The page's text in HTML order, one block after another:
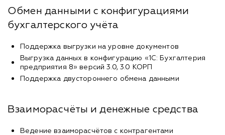
Обмен данными с конфигурациями
бухгалтерского учёта
Поддержка выгрузки на уровне документов
Выгрузка данных в конфигурацию «1С: Бухгалтерия
предприятия 8» версий 3.0, 3.0 КОРП
Поддержка двустороннего обмена данными
Взаиморасчёты и денежные средства
Ведение взаиморасчётов с контрагентами